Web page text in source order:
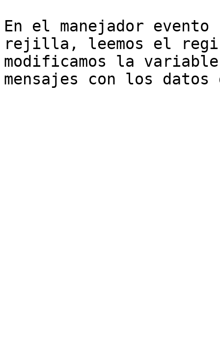
En el manejador
rejilla, leemos el
modificamos la